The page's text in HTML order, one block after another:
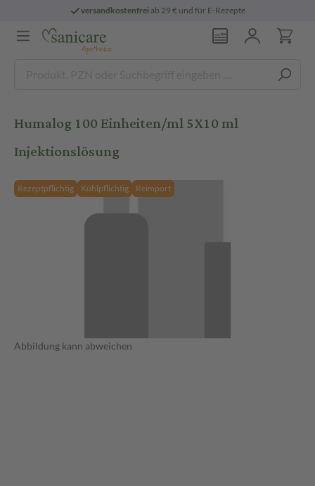
versandkostenfreiab 29 € und für E-Rezepte
Humalog 100 Einheiten/ml 5X10 ml
Injektionslösung
Rezeptpflichtig Kühlpflichtig Reimport
Abbildung kann abweichen